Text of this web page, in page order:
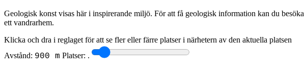
Geologisk konst visas här i inspirerande miljö. För att få geologisk information kan du besöka
ett vandrarhem.
Klicka och dra i reglaget för att se fler eller färre platser i närhetern av den aktuella platsen
Avstånd: 900 m Platser: .